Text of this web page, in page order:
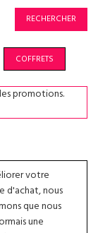
RECHERCHER
COFFRETS
promotions.
votre
d'achat, nous
que nous
une